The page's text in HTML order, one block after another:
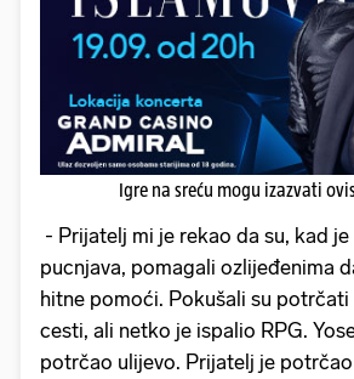
Igre na sreću mogu izazvati
- Prijatelj mi je rekao da su, kad
pucnjava, pomagali ozlijeđenima
hitne pomoći. Pokušali su potrčati
cesti, ali netko je ispalio RPG.
potrčao ulijevo. Prijatelj je